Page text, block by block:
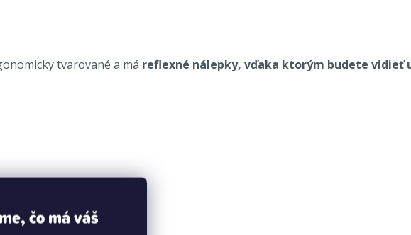
čo má váš
tvarované a má reflexné nálepky, vďaka ktorým budete vidieť